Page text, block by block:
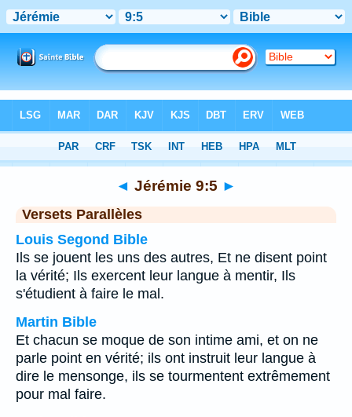
Chapitre 9> Verset 5
◄ Jérémie 9:5 ►
Versets Parallèles
Louis Segond Bible
Ils se jouent les uns des autres, Et ne disent point
la vérité; Ils exercent leur langue à mentir, Ils
s'étudient à faire le mal.
Martin Bible
Et chacun se moque de son intime ami, et on ne
parle point en vérité; ils ont instruit leur langue à
dire le mensonge, ils se tourmentent extrêmement
pour mal faire.